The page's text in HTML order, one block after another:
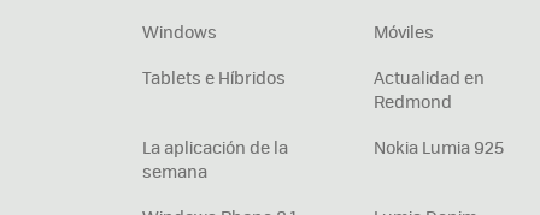
Windows Móviles
Tablets e Híbridos
Actualidad en
Redmond
La aplicación de la
semana
Nokia Lumia 925